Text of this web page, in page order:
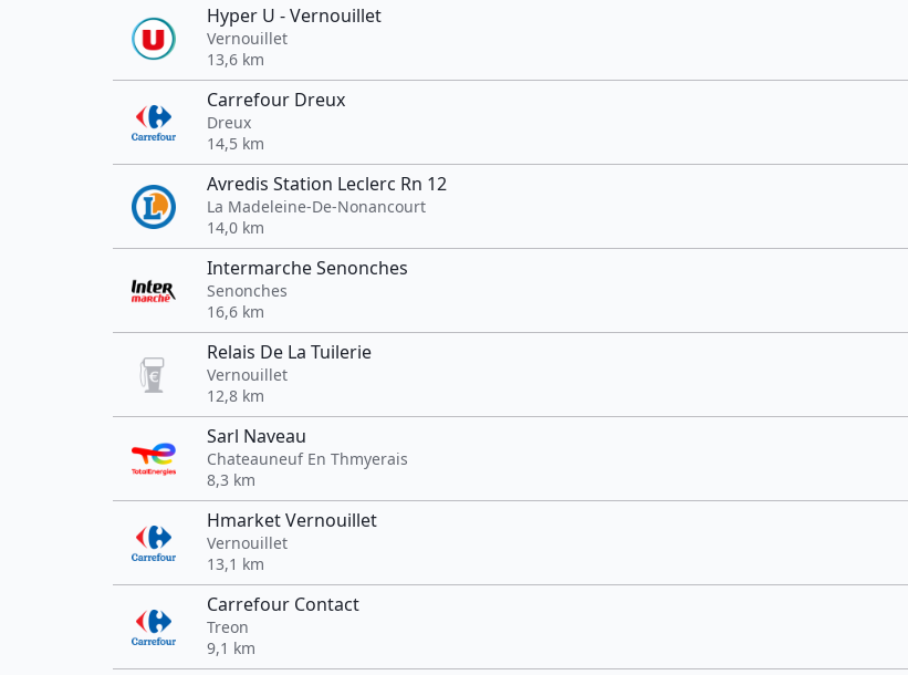
Hyper U - Vernouillet
Vernouillet
13,6 km
Carrefour Dreux
Dreux
14,5 km
Avredis Station Leclerc Rn 12
La Madeleine-De-Nonancourt
14,0 km
Intermarche Senonches
Senonches
16,6 km
Relais De La Tuilerie
Vernouillet
12,8 km
Sarl Naveau
Chateauneuf En Thmyerais
8,3 km
Hmarket Vernouillet
Vernouillet
13,1 km
Carrefour Contact
Treon
9,1 km